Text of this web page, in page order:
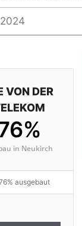
VON DER
in Neukirch
ausgebaut